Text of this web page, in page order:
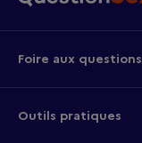
Foire aux questions
Outils pratiques